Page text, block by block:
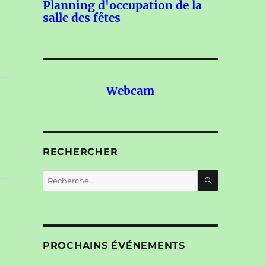
Planning d'occupation de la
salle des fêtes
Webcam
RECHERCHER
Recherche
pour :
PROCHAINS ÉVÉNEMENTS